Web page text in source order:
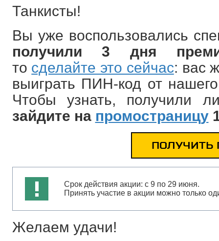
Танкисты!
Вы уже воспользовались
получили 3 дня
то сделайте это сейчас: вас
выиграть ПИН-код от
Чтобы узнать, получили
зайдите на промостраницу
ПОЛУЧИТЬ
Срок действия акции: с 9 по 29 июня.
Принять участие в акции можно только
Желаем удачи!